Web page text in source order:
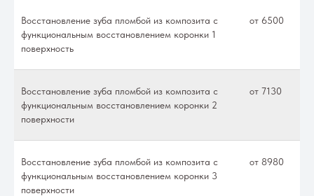
Восстановление зуба пломбой из композита с
функциональным восстановлением коронки 1
поверхность
от 6500
Восстановление зуба пломбой из композита с
функциональным восстановлением коронки 2
поверхности
от 7130
Восстановление зуба пломбой из композита с
функциональным восстановлением коронки 3
поверхности
от 8980